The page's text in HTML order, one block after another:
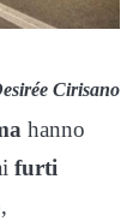
Cirisano
hanno
furti